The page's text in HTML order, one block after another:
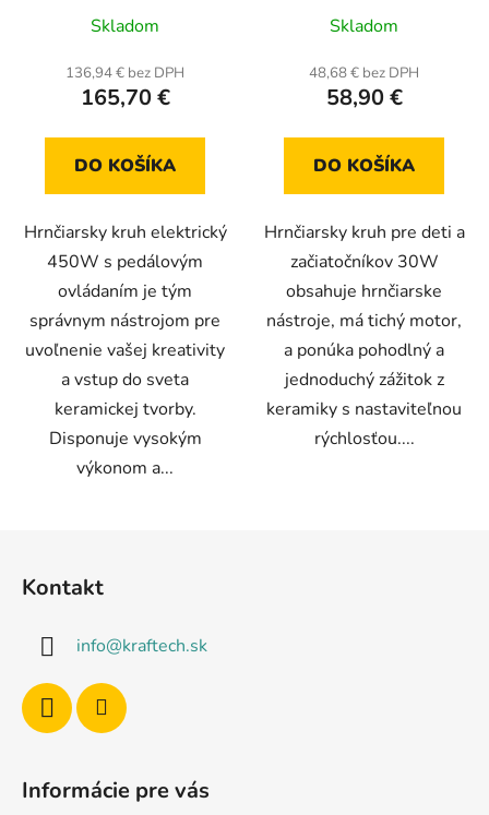
modrý
hodnotenie
produktu
je
z
Skladom
136,94 € bez DPH
165,70 €
DO KOŠÍKA
Hrnčiarsky kruh elektrický
450W s pedálovým
ovládaním je tým
správnym nástrojom pre
uvoľnenie vašej kreativity
a vstup do sveta
keramickej tvorby.
Disponuje vysokým
výkonom a...
hodnotenie
produktu
je
z
Skladom
48,68 € bez DPH
58,90 €
DO KOŠÍKA
Hrnčiarsky kruh pre deti a
začiatočníkov 30W
obsahuje hrnčiarske
nástroje, má tichý motor,
a ponúka pohodlný a
jednoduchý zážitok z
keramiky s nastaviteľnou
rýchlosťou....
Kontakt
info@kraftech.sk
Informácie pre vás